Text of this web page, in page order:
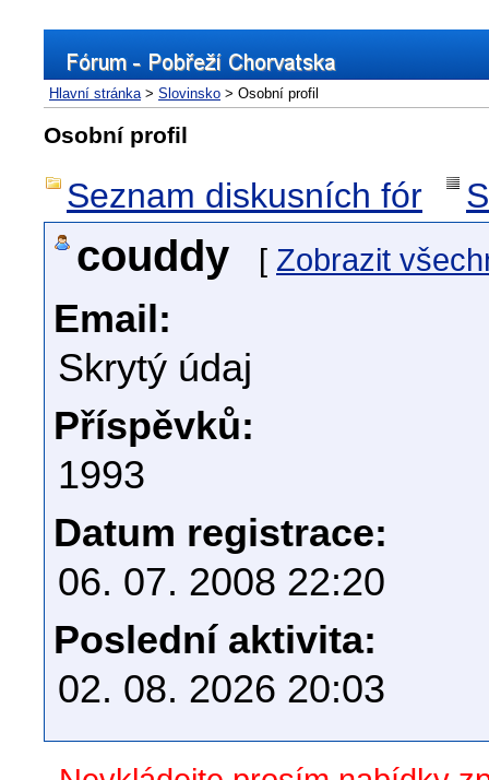
Hlavní stránka> Slovinsko > Osobní profil
Osobní profil
Seznam diskusních fór
couddy [ Zobrazit
Email:
Skrytý údaj
Příspěvků:
1993
Datum registrace:
06. 07. 2008 22:20
Poslední aktivita:
02. 08. 2026 20:03